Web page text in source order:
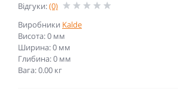
Відгуки:(0)
Виробники Kalde
Висота: 0 мм
Ширина: 0 мм
Глибина: 0 мм
Вага: 0.00 кг